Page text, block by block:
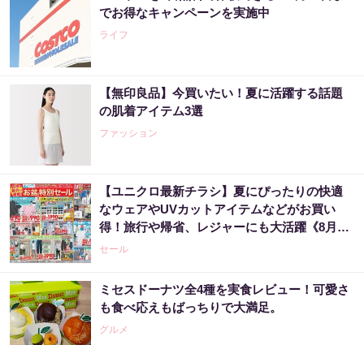
でお得なキャンペーンを実施中
ライフ
【無印良品】今買いたい！夏に活躍する話題
の肌着アイテム3選
ファッション
【ユニクロ最新チラシ】夏にぴったりの快適
なウェアやUVカットアイテムなどがお買い
得！旅行や帰省、レジャーにも大活躍《8月13
日まで》
セール
ミセスドーナツ全4種を実食レビュー！可愛さ
も食べ応えもばっちりで大満足。
グルメ